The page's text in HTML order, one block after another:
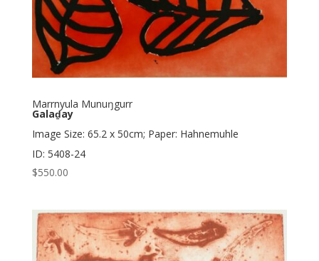
Marrnyula Munuŋgurr
Galaḏay
Image Size: 65.2 x 50cm; Paper: Hahnemuhle
ID: 5408-24
$550.00